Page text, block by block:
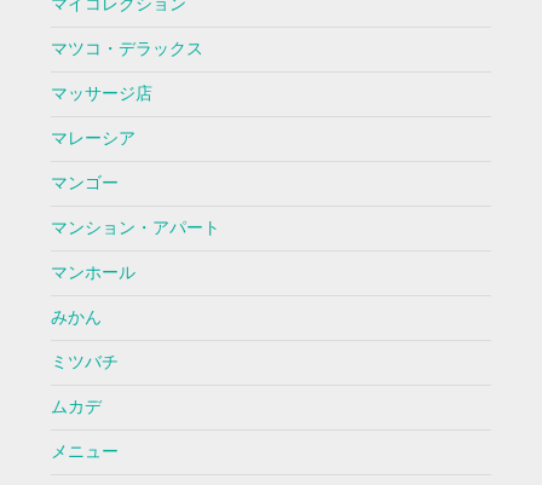
マイコレクション
マツコ・デラックス
マッサージ店
マレーシア
マンゴー
マンション・アパート
マンホール
みかん
ミツバチ
ムカデ
メニュー